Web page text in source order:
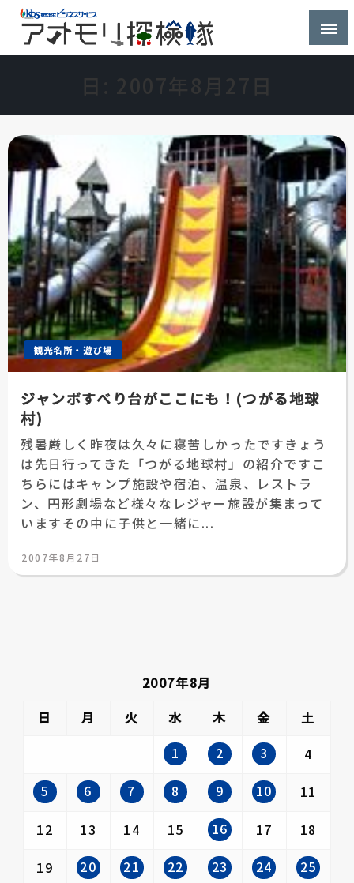
アオモリ探検隊
株式会社ビジネスサービス社員が青森県を探検するブ
2007年8月27日
観光名所・遊び場
ジャンボすべり台がここにも！(つがる地球
村)
残暑厳しく昨夜は久々に寝苦しかったですきょう
は先日行ってきた「つがる地球村」の紹介ですこ
ちらにはキャンプ施設や宿泊、温泉、レストラ
ン、円形劇場など様々なレジャー施設が集まって
いますその中に子供と一緒に...
投
日:
2007年8月27日
2007年8月
日
月 火 水 木 金
土
1
2 3
4
5
6 7 8 9 10
11
12
13 14 15 16 17
18
19
20 21 22 23 24 25